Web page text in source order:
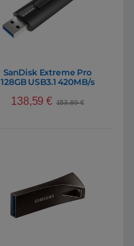
SanDisk Extreme Pro
128GB USB3.1 420MB/s
138,59€ 153,89€